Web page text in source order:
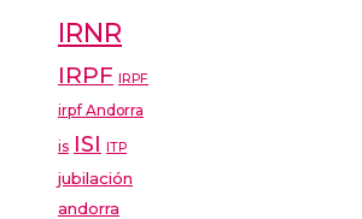
IRNR
IRPF IRPF
irpf Andorra
is ISI ITP
jubilación
andorra